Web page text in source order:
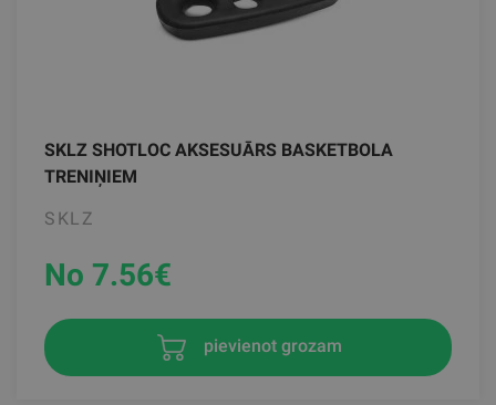
SKLZ SHOTLOC AKSESUĀRS BASKETBOLA
TRENIŅIEM
SKLZ
No 7.56€
pievienot grozam